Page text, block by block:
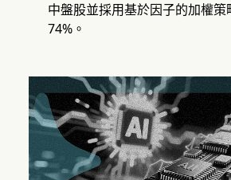
中盤股並採用基於因子的加權策
74%。